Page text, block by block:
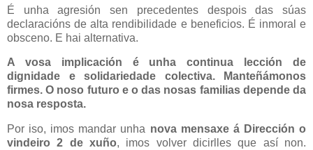
É unha agresión sen precedentes despois das súas
declaracións de alta rendibilidade e beneficios. É inmoral e
obsceno. E hai alternativa.
A vosa implicación é unha continua lección de
dignidade e solidariedade colectiva. Manteñámonos
firmes. O noso futuro e o das nosas familias depende da
nosa resposta.
Por iso, imos mandar unha nova mensaxe á Dirección o
vindeiro2 de xuño, imos volver dicirlles que así non.